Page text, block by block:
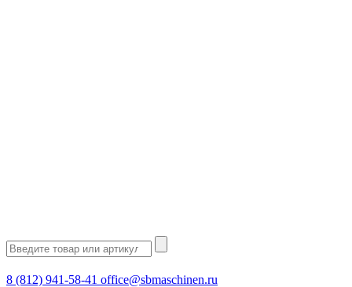
8 (812) 941-58-41 office@sbmaschinen.ru